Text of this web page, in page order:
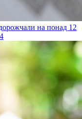
на понад 12
4